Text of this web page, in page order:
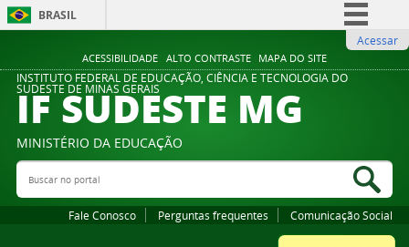
ACESSIBILIDADE ALTO CONTRASTE MAPA DO SITE
BRASIL
Comunica BR
Participe
Legislação
Acessar
INSTITUTO FEDERAL DE EDUCAÇÃO, CIÊNCIA E TECNOLOGIA DO
SUDESTE DE MINAS GERAIS
IF SUDESTE MG
MINISTÉRIO DA EDUCAÇÃO
Buscar no portal
Fale Conosco Perguntas frequentes Comunicação Social